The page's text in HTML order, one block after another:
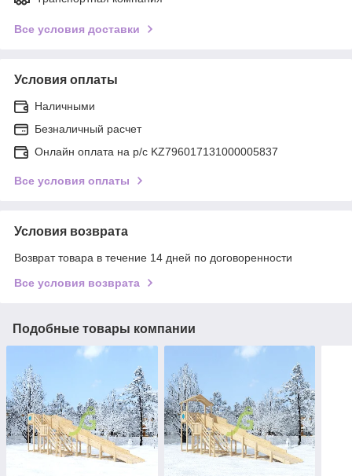
Все условия доставки
Условия оплаты
Наличными
Безналичный расчет
Онлайн оплата на р/с KZ796017131000005837
Все условия оплаты
Условия возврата
Возврат товара в течение 14 дней по договоренности
Все условия возврата
Подобные товары компании